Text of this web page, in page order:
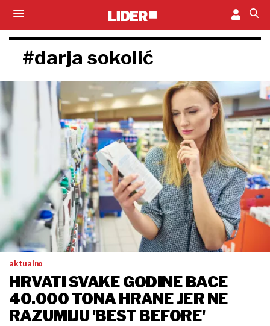
#darja sokolić
aktualno
HRVATI SVAKE GODINE BACE
40.000 TONA HRANE JER NE
RAZUMIJU 'BEST BEFORE'